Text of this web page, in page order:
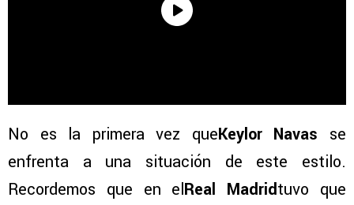
No es la primera vez queKeylor Navas se
enfrenta a una situación de este estilo.
Recordemos que en elReal Madridtuvo que